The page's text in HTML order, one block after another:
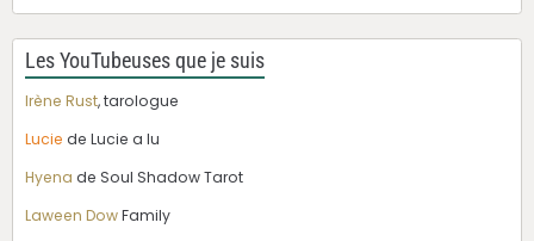
Les YouTubeuses que je suis
Irène Rust, tarologue
Lucie de Lucie a lu
Hyena de Soul Shadow Tarot
Laween DowFamily